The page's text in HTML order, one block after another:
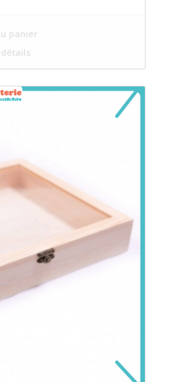
panier